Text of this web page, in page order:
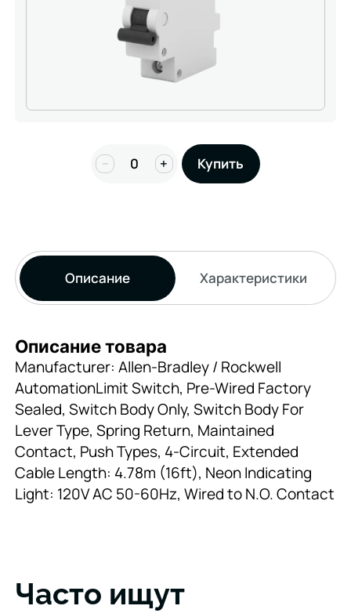
− + Купить
Описание Характеристики
Описание товара
Manufacturer: Allen-Bradley / Rockwell
AutomationLimit Switch, Pre-Wired Factory
Sealed, Switch Body Only, Switch Body For
Lever Type, Spring Return, Maintained
Contact, Push Types, 4-Circuit, Extended
Cable Length: 4.78m (16ft), Neon Indicating
Light: 120V AC 50-60Hz, Wired to N.O. Contact
Часто ищут